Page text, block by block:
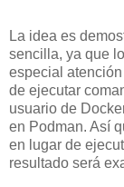
La idea es
sencilla, ya que
especial
de ejecutar
usuario de
en Podman. Así
en lugar de
resultado será